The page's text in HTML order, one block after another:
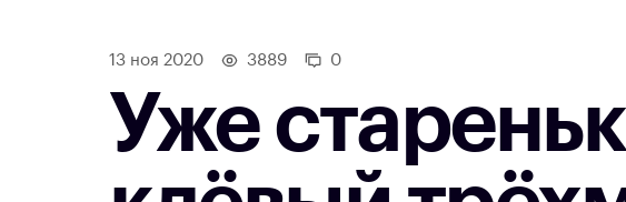
13 ноя 2020 3889 0
‌Уже